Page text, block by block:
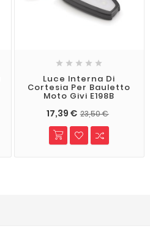
    
Luce Interna Di
Cortesia Per Bauletto
Moto Givi E198B
17,39 € 23,50 €